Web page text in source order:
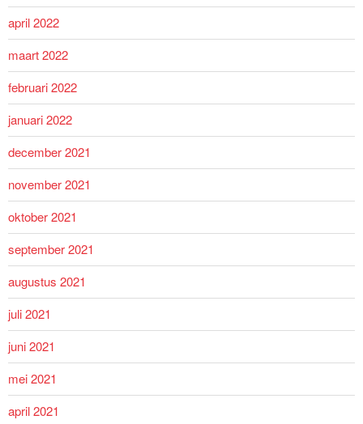
april 2022
maart 2022
februari 2022
januari 2022
december 2021
november 2021
oktober 2021
september 2021
augustus 2021
juli 2021
juni 2021
mei 2021
april 2021